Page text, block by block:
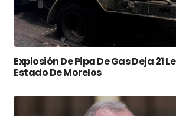
Explosión De Pipa De Gas Deja 21
Estado De Morelos